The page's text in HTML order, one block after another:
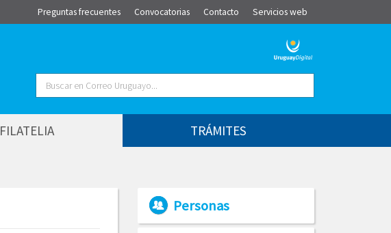
Preguntas frecuentes Convocatorias Contacto Servicios web
Buscar
FILATELIA TRÁMITES
Personas